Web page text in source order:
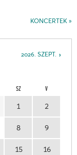
KONCERTEK
2026. SZEPT.
SZ V
1 2
8 9
15 16